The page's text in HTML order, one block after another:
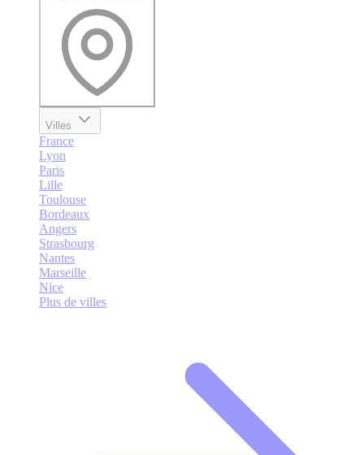
Villes
France
Lyon
Paris
Lille
Toulouse
Bordeaux
Angers
Strasbourg
Nantes
Marseille
Nice
Plus de villes